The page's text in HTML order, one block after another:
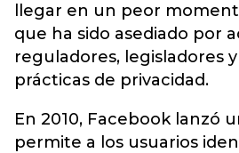
llegar en un peor
que ha sido asediado por
reguladores, legisladores
prácticas de privacidad.
En 2010, Facebook lanzó
permite a los usuarios